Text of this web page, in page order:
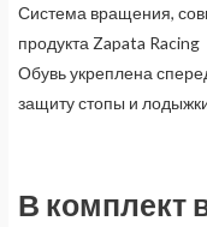
Система вращения,
продукта Zapata Racing
Обувь укреплена
защиту стопы и
В комплект